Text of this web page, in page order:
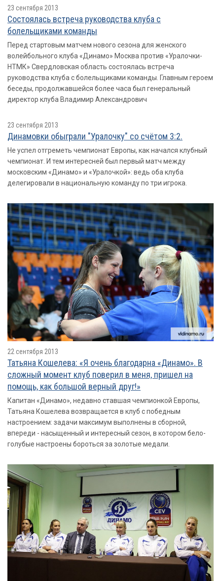
23 сентября 2013
Состоялась встреча руководства клуба с
болельщиками команды
Перед стартовым матчем нового сезона для женского
волейбольного клуба «Динамо» Москва против «Уралочки-
НТМК» Свердловская область состоялась встреча
руководства клуба с болельщиками команды. Главным героем
беседы, продолжавшейся более часа был генеральный
директор клуба Владимир Александрович
23 сентября 2013
Динамовки обыграли "Уралочку" со счётом 3:2.
Не успел отгреметь чемпионат Европы, как начался клубный
чемпионат. И тем интересней был первый матч между
московским «Динамо» и «Уралочкой»: ведь оба клуба
делегировали в национальную команду по три игрока.
22 сентября 2013
Татьяна Кошелева: «Я очень благодарна «Динамо». В
сложный момент клуб поверил в меня, пришел на
помощь, как большой верный друг!»
Капитан «Динамо», недавно ставшая чемпионкой Европы,
Татьяна Кошелева возвращается в клуб с победным
настроением: задачи максимум выполнены в сборной,
впереди - насыщенный и интересный сезон, в котором бело-
голубые настроены бороться за золотые медали.